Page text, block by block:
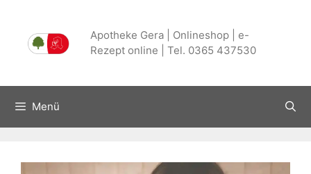
Inhalt
springen
Apotheke Gera | Onlineshop | e-
Rezept online | Tel. 0365 437530
Menü